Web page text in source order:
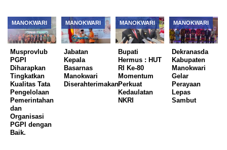
MANOKWARI
Musprovlub
PGPI
Diharapkan
Tingkatkan
Kualitas Tata
Pengelolaan
Pemerintahan
dan
Organisasi
PGPI dengan
Baik.
MANOKWARI
Jabatan
Kepala
Basarnas
Manokwari
Diserahterimakan
MANOKWARI
Bupati
Hermus : HUT
RI Ke-80
Momentum
Perkuat
Kedaulatan
NKRI ‎
MANOKWARI
Dekranasda
Kabupaten
Manokwari
Gelar
Perayaan
Lepas
Sambut